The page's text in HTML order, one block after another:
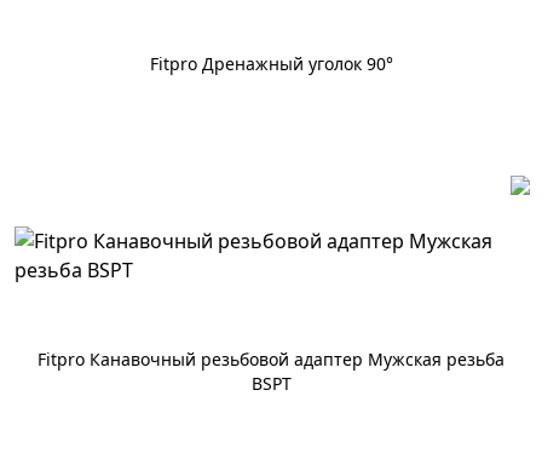
Fitpro Дренажный уголок 90°
Fitpro Канавочный резьбовой адаптер Мужская резьба
BSPT